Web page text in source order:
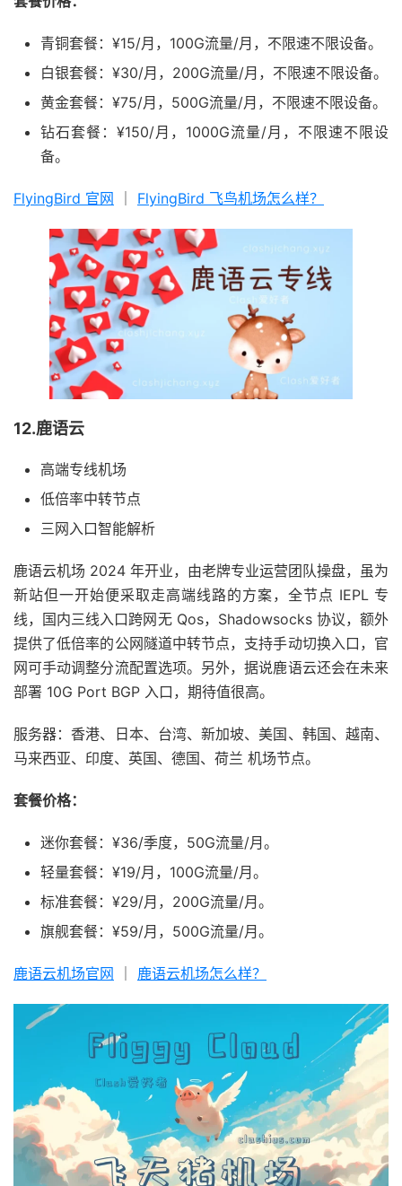
青铜套餐：¥15/月，100G流量/月，不限速不限设备。
白银套餐：¥30/月，200G流量/月，不限速不限设备。
黄金套餐：¥75/月，500G流量/月，不限速不限设备。
钻石套餐：¥150/月，1000G流量/月，不限速不限设
备。
FlyingBird 官网 FlyingBird 飞鸟机场怎么样？
12.鹿语云
高端专线机场
低倍率中转节点
三网入口智能解析
鹿语云机场 2024 年开业，由老牌专业运营团队操盘，虽为
新站但一开始便采取走高端线路的方案，全节点 IEPL 专
线，国内三线入口跨网无 Qos，Shadowsocks 协议，额外
提供了低倍率的公网隧道中转节点，支持手动切换入口，官
网可手动调整分流配置选项。另外，据说鹿语云还会在未来
部署 10G Port BGP 入口，期待值很高。
服务器：香港、日本、台湾、新加坡、美国、韩国、越南、
马来西亚、印度、英国、德国、荷兰 机场节点。
套餐价格：
迷你套餐：¥36/季度，50G流量/月。
轻量套餐：¥19/月，100G流量/月。
标准套餐：¥29/月，200G流量/月。
旗舰套餐：¥59/月，500G流量/月。
鹿语云机场官网 鹿语云机场怎么样？